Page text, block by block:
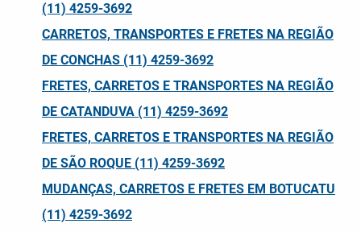
(11) 4259-3692
CARRETOS, TRANSPORTES E FRETES NA REGIÃO
DE CONCHAS (11) 4259-3692
FRETES, CARRETOS E TRANSPORTES NA REGIÃO
DE CATANDUVA (11) 4259-3692
FRETES, CARRETOS E TRANSPORTES NA REGIÃO
DE SÃO ROQUE (11) 4259-3692
MUDANÇAS, CARRETOS E FRETES EM BOTUCATU
(11) 4259-3692